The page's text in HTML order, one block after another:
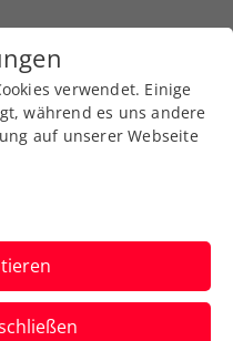
führt
verwendet. Einige
während es uns andere
auf unserer Webseite